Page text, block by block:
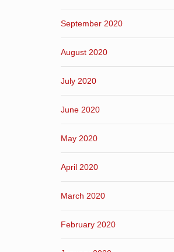
September 2020
August 2020
July 2020
June 2020
May 2020
April 2020
March 2020
February 2020